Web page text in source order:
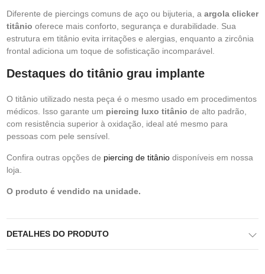
Diferente de piercings comuns de aço ou bijuteria, a argola clicker
titânio oferece mais conforto, segurança e durabilidade. Sua
estrutura em titânio evita irritações e alergias, enquanto a zircônia
frontal adiciona um toque de sofisticação incomparável.
Destaques do titânio grau implante
O titânio utilizado nesta peça é o mesmo usado em procedimentos
médicos. Isso garante um piercing luxo titânio de alto padrão,
com resistência superior à oxidação, ideal até mesmo para
pessoas com pele sensível.
Confira outras opções de piercing de titânio disponíveis em nossa
loja.
O produto é vendido na unidade.
DETALHES DO PRODUTO